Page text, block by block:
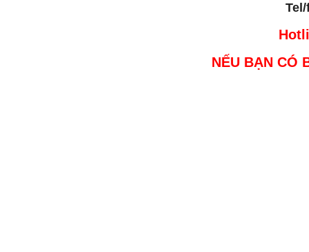
NẾU BẠN CÓ